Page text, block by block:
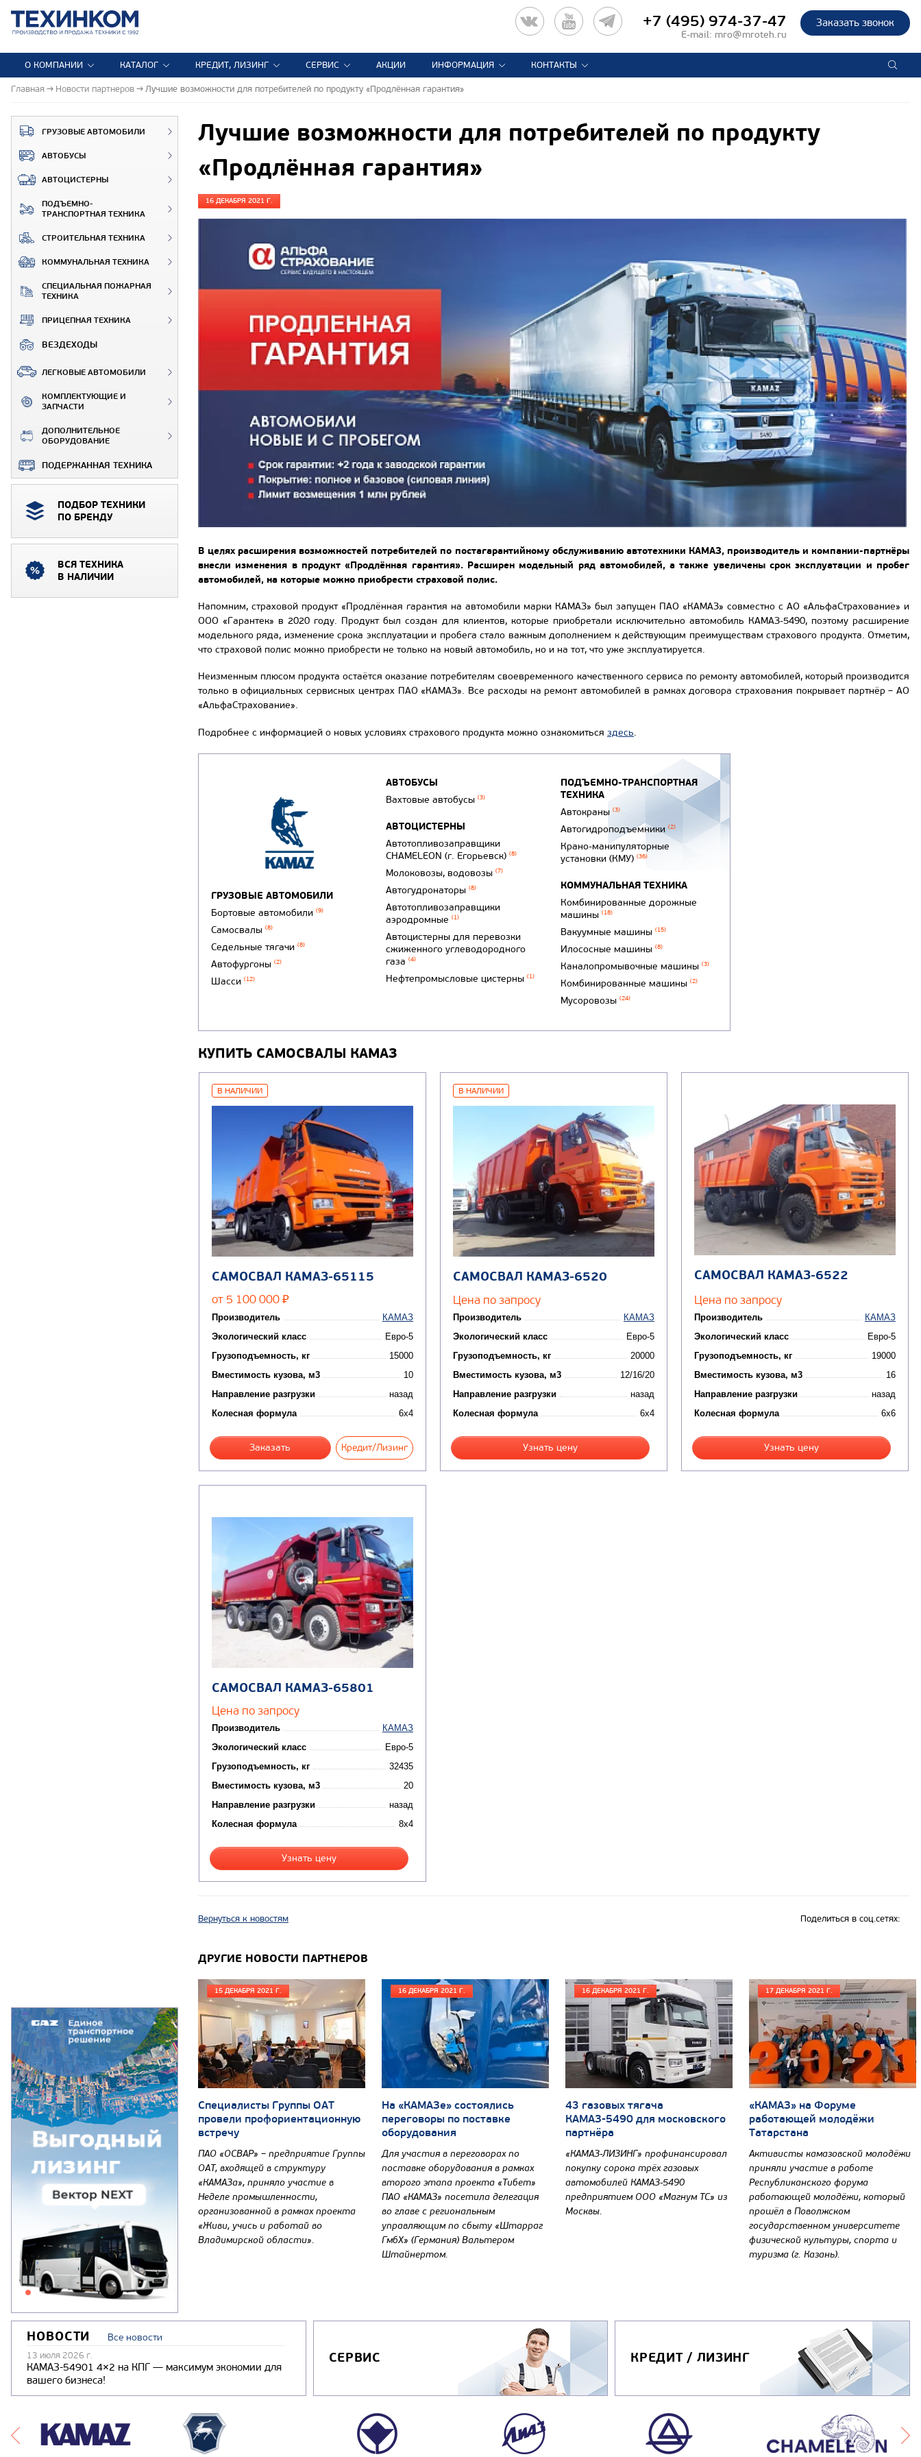
Заказать звонок
+7 (495) 974-37-47
E-mail: mro@mroteh.ru
О КОМПАНИИ КАТАЛОГ КРЕДИТ, ЛИЗИНГ СЕРВИС АКЦИИ ИНФОРМАЦИЯ КОНТАКТЫ
Главная Новости партнеров Лучшие возможности для потребителей по продукту «Продлённая гарантия»
ГРУЗОВЫЕ АВТОМОБИЛИ
АВТОБУСЫ
АВТОЦИСТЕРНЫ
ПОДЪЕМНО-
ТРАНСПОРТНАЯ ТЕХНИКА
СТРОИТЕЛЬНАЯ ТЕХНИКА
КОММУНАЛЬНАЯ ТЕХНИКА
СПЕЦИАЛЬНАЯ ПОЖАРНАЯ
ТЕХНИКА
ПРИЦЕПНАЯ ТЕХНИКА
ВЕЗДЕХОДЫ
ЛЕГКОВЫЕ АВТОМОБИЛИ
КОМПЛЕКТУЮЩИЕ И
ЗАПЧАСТИ
ДОПОЛНИТЕЛЬНОЕ
ОБОРУДОВАНИЕ
ПОДЕРЖАННАЯ ТЕХНИКА
ПОДБОР ТЕХНИКИ
ПО БРЕНДУ
ВСЯ ТЕХНИКА
В НАЛИЧИИ
Лучшие возможности для потребителей по продукту
«Продлённая гарантия»
16 ДЕКАБРЯ 2021 Г.
В целях расширения возможностей потребителей по постагарантийному обслуживанию автотехники КАМАЗ, производитель и компании-партнёры
внесли изменения в продукт «Продлённая гарантия». Расширен модельный ряд автомобилей, а также увеличены срок эксплуатации и пробег
автомобилей, на которые можно приобрести страховой полис.
Напомним, страховой продукт «Продлённая гарантия на автомобили марки КАМАЗ» был запущен ПАО «КАМАЗ» совместно с АО «АльфаСтрахование» и
ООО «Гарантек» в 2020 году. Продукт был создан для клиентов, которые приобретали исключительно автомобиль КАМАЗ-5490, поэтому расширение
модельного ряда, изменение срока эксплуатации и пробега стало важным дополнением к действующим преимуществам страхового продукта. Отметим,
что страховой полис можно приобрести не только на новый автомобиль, но и на тот, что уже эксплуатируется.
Неизменным плюсом продукта остаётся оказание потребителям своевременного качественного сервиса по ремонту автомобилей, который производится
только в официальных сервисных центрах ПАО «КАМАЗ». Все расходы на ремонт автомобилей в рамках договора страхования покрывает партнёр – АО
«АльфаСтрахование».
Подробнее с информацией о новых условиях страхового продукта можно ознакомиться здесь.
ГРУЗОВЫЕ АВТОМОБИЛИ
Бортовые автомобили (9)
Самосвалы (8)
Седельные тягачи (8)
Автофургоны (2)
Шасси (12)
АВТОБУСЫ
Вахтовые автобусы (3)
АВТОЦИСТЕРНЫ
Автотопливозаправщики
CHAMELEON (г. Егорьевск) (8)
Молоковозы, водовозы (7)
Автогудронаторы (8)
Автотопливозаправщики
аэродромные (1)
Автоцистерны для перевозки
сжиженного углеводородного
газа (4)
Нефтепромысловые цистерны (1)
ПОДЪЕМНО-ТРАНСПОРТНАЯ
ТЕХНИКА
Автокраны (3)
Автогидроподъемники (2)
Крано-манипуляторные
установки (КМУ) (36)
КОММУНАЛЬНАЯ ТЕХНИКА
Комбинированные дорожные
машины (18)
Вакуумные машины (15)
Илососные машины (8)
Каналопромывочные машины (3)
Комбинированные машины (2)
Мусоровозы (24)
КУПИТЬ САМОСВАЛЫ КАМАЗ
В НАЛИЧИИ
САМОСВАЛ КАМАЗ-65115
от 5 100 000 ₽
Производитель
КАМАЗ
Экологический класс
Евро-5
Грузоподъемность, кг
15000
Вместимость кузова, м3
10
Направление разгрузки
назад
Колесная формула
6x4
Заказать Кредит/Лизинг
В НАЛИЧИИ
САМОСВАЛ КАМАЗ-6520
Цена по запросу
Производитель
КАМАЗ
Экологический класс
Евро-5
Грузоподъемность, кг
20000
Вместимость кузова, м3
12/16/20
Направление разгрузки
назад
Колесная формула
6x4
Узнать цену
САМОСВАЛ КАМАЗ-6522
Цена по запросу
Производитель
КАМАЗ
Экологический класс
Евро-5
Грузоподъемность, кг
19000
Вместимость кузова, м3
16
Направление разгрузки
назад
Колесная формула
6x6
Узнать цену
САМОСВАЛ КАМАЗ-65801
Цена по запросу
Производитель
КАМАЗ
Экологический класс
Евро-5
Грузоподъемность, кг
32435
Вместимость кузова, м3
20
Направление разгрузки
назад
Колесная формула
8x4
Узнать цену
Вернуться к новостям Поделиться в соц.сетях:
ДРУГИЕ НОВОСТИ ПАРТНЕРОВ
15 ДЕКАБРЯ 2021 Г.
Специалисты Группы ОАТ
провели профориентационную
встречу
ПАО «ОСВАР» – предприятие Группы
ОАТ, входящей в структуру
«КАМАЗа», приняло участие в
Неделе промышленности,
организованной в рамках проекта
«Живи, учись и работай во
Владимирской области».
16 ДЕКАБРЯ 2021 Г.
На «КАМАЗе» состоялись
переговоры по поставке
оборудования
Для участия в переговорах по
поставке оборудования в рамках
второго этапа проекта «Тибет»
ПАО «КАМАЗ» посетила делегация
во главе с региональным
управляющим по сбыту «Штарраг
ГмбХ» (Германия) Вальтером
Штайнертом.
16 ДЕКАБРЯ 2021 Г.
43 газовых тягача
КАМАЗ-5490 для московского
партнёра
«КАМАЗ-ЛИЗИНГ» профинансировал
покупку сорока трёх газовых
автомобилей КАМАЗ-5490
предприятием ООО «Магнум ТС» из
Москвы.
17 ДЕКАБРЯ 2021 Г.
«КАМАЗ» на Форуме
работающей молодёжи
Татарстана
Активисты камазовской молодёжи
приняли участие в работе
Республиканского форума
работающей молодёжи, который
прошёл в Поволжском
государственном университете
физической культуры, спорта и
туризма (г. Казань).
НОВОСТИ Все новости
13 июля 2026 г.
КАМАЗ-54901 4×2 на КПГ — максимум экономии для
вашего бизнеса!
СЕРВИС КРЕДИТ / ЛИЗИНГ